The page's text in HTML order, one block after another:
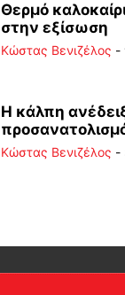
Θερμό
στην εξίσωση
Κώστας Βενιζέλος -
Η κάλπη
Κώστας Βενιζέλος -